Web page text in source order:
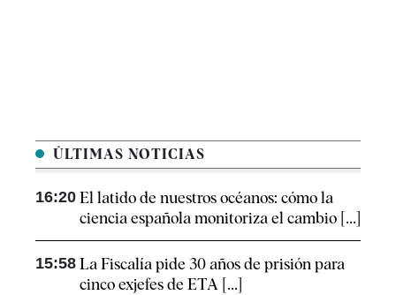
ÚLTIMAS NOTICIAS
16:20 El latido de nuestros océanos: cómo la
ciencia española monitoriza el cambio [...]
15:58 La Fiscalía pide 30 años de prisión para
cinco exjefes de ETA [...]